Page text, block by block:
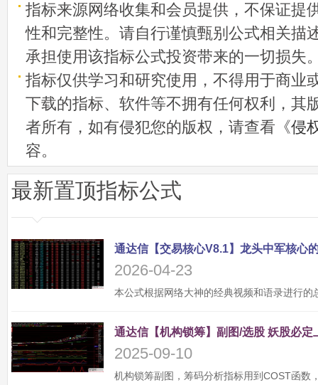
指标来源网络收集和会员提供，不保证提
性和完整性。请自行谨慎甄别公式相关描
承担使用该指标公式投资带来的一切损失
指标仅供学习和研究使用，不得用于商业
下载的指标、软件等不拥有任何权利，其
者所有，如有侵犯您的版权，请查看《侵
容。
最新置顶指标公式
2026-04-23
2025-09-10